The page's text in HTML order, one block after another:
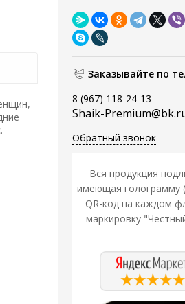
Заказывайте по
8 (967) 118-24-13
Shaik-
Обратный звонок
Вся продукция
имеющая голограмму
QR-код на каждом
маркировку